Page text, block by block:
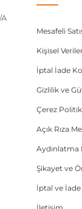
Mesafeli
Kişisel
İptal İade
Gizlilik ve
Çerez
Açık Rıza
Aydınlatma
Şikayet ve
İptal ve